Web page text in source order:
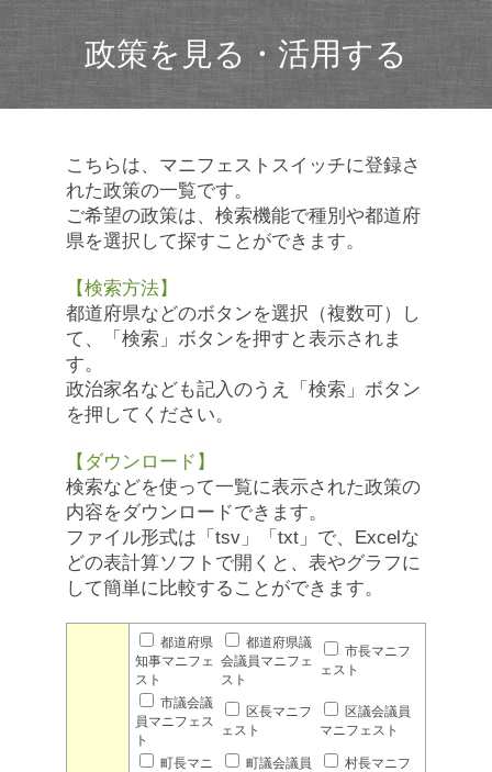
政策を見る・活用する
こちらは、マニフェストスイッチに登録さ
れた政策の一覧です。
ご希望の政策は、検索機能で種別や都道府
県を選択して探すことができます。
【検索方法】
都道府県などのボタンを選択（複数可）し
て、「検索」ボタンを押すと表示されま
す。
政治家名なども記入のうえ「検索」ボタン
を押してください。
【ダウンロード】
検索などを使って一覧に表示された政策の
内容をダウンロードできます。
ファイル形式は「tsv」「txt」で、Excelな
どの表計算ソフトで開くと、表やグラフに
して簡単に比較することができます。
都道府県
知事マニフェ
スト
都道府県議
会議員マニフェ
スト
市長マニフ
ェスト
市議会議
員マニフェス
ト
区長マニフ
ェスト
区議会議員
マニフェスト
町長マニ
町議会議員
村長マニフ